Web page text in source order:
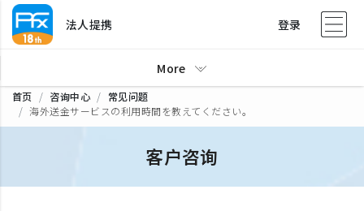
法人提携 登录
More
首页 咨询中心
常见问题
海外送金サービスの利用時間を教えてください。
客户咨询